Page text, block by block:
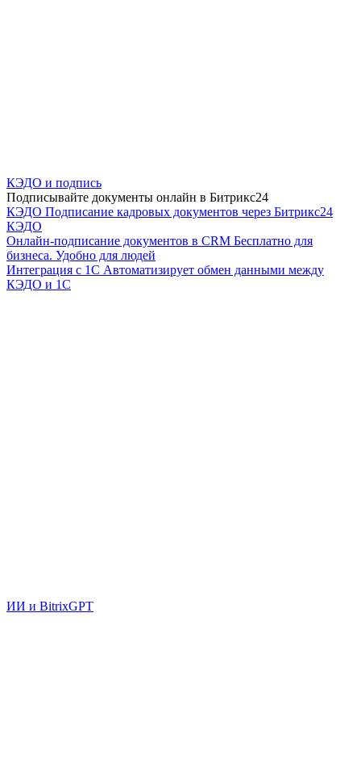
КЭДО и подпись
Подписывайте документы онлайн в Битрикс24
КЭДО Подписание кадровых документов через Битрикс24
КЭДО
Онлайн-подписание документов в CRM Бесплатно для
бизнеса. Удобно для людей
Интеграция с 1С Автоматизирует обмен данными между
КЭДО и 1С
ИИ и BitrixGPT